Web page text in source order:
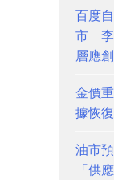
百度
市 李
層應
金價
據恢
油市
「供